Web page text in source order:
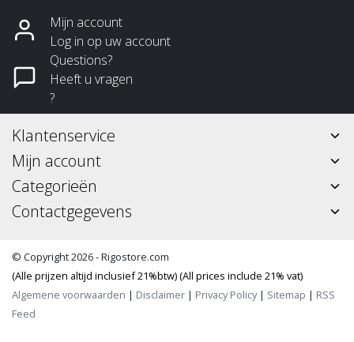
Mijn account
Log in op uw account
Questions?
Heeft u vragen
?
Klantenservice
Mijn account
Categorieën
Contactgegevens
© Copyright 2026 - Rigostore.com
(Alle prijzen altijd inclusief 21%btw) (All prices include 21% vat)
Algemene voorwaarden | Disclaimer | Privacy Policy| Sitemap | RSS
Feed